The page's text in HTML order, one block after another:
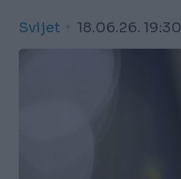
Svijet 18.06.26. 19:30